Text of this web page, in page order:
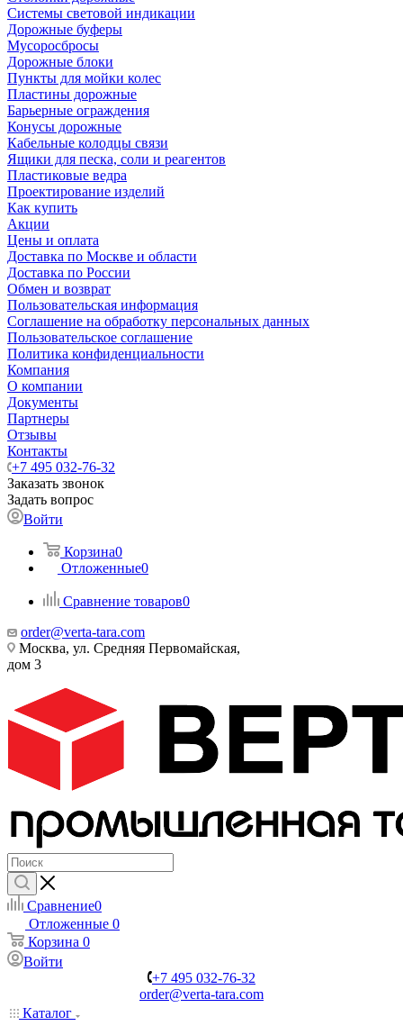
Системы световой индикации
Дорожные буферы
Мусоросбросы
Дорожные блоки
Пункты для мойки колес
Пластины дорожные
Барьерные ограждения
Конусы дорожные
Кабельные колодцы связи
Ящики для песка, соли и реагентов
Пластиковые ведра
Проектирование изделий
Как купить
Акции
Цены и оплата
Доставка по Москве и области
Доставка по России
Обмен и возврат
Пользовательская информация
Соглашение на обработку персональных данных
Пользовательское соглашение
Политика конфиденциальности
Компания
О компании
Документы
Партнеры
Отзывы
Контакты
+7 495 032-76-32
Заказать звонок
Задать вопрос
Войти
Корзина0
Отложенные0
Сравнение товаров0
order@verta-tara.com
Москва, ул. Средняя Первомайская,
дом 3
Сравнение0
Отложенные 0
Корзина 0
Войти
+7 495 032-76-32
order@verta-tara.com
Каталог